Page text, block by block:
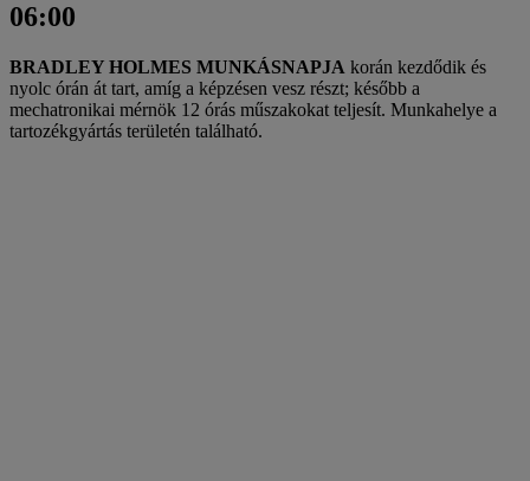
06:00
BRADLEY HOLMES MUNKÁSNAPJA korán kezdődik és
nyolc órán át tart, amíg a képzésen vesz részt; később a
mechatronikai mérnök 12 órás műszakokat teljesít. Munkahelye a
tartozékgyártás területén található.